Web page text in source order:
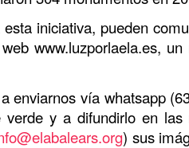
iniciativa, pueden
www.luzporlaela.es,
vía whatsapp
y a difundirlo en
) sus